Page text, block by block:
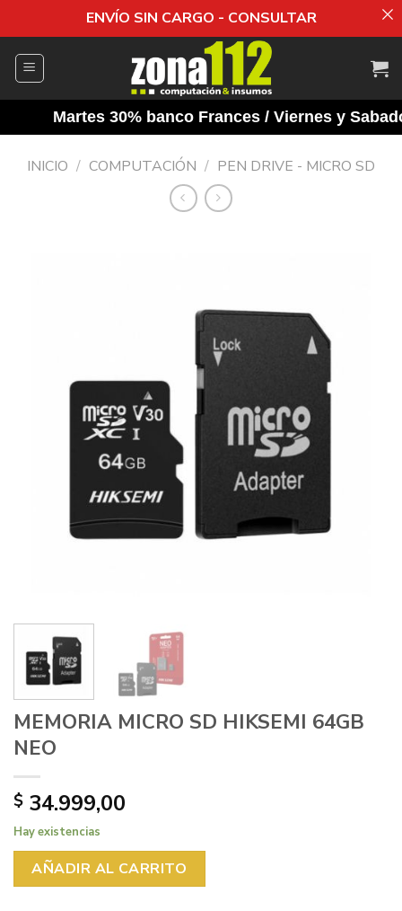
ENVÍO SIN CARGO - CONSULTAR
Martes 30% banco Frances / Viernes y
INICIO / COMPUTACIÓN / PEN DRIVE - MICRO SD
MEMORIA MICRO SD HIKSEMI 64GB
NEO
$ 34.999,00
Hay existencias
AÑADIR AL CARRITO